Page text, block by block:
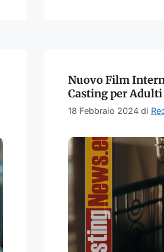
Nuovo Film
Casting per
18 Febbraio 2024 di